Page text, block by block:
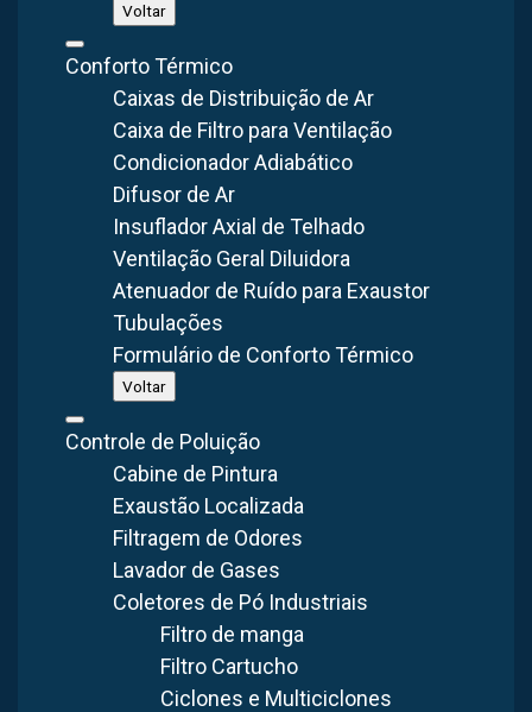
Voltar
Conforto Térmico
Caixas de Distribuição de Ar
Caixa de Filtro para Ventilação
Condicionador Adiabático
Difusor de Ar
Insuflador Axial de Telhado
Ventilação Geral Diluidora
Atenuador de Ruído para Exaustor
Tubulações
Formulário de Conforto Térmico
Voltar
Controle de Poluição
Cabine de Pintura
Exaustão Localizada
Filtragem de Odores
Lavador de Gases
Coletores de Pó Industriais
Filtro de manga
Filtro Cartucho
Ciclones e Multiciclones
Exaustor Industrial
Fabricamos exaustores axiais e centrífugos
para ventilação, exaustão e controle de
poluição. Modelos de parede, telhado,
transmissão e à prova de explosão.
VER LINHA
Ventilador Industrial
Ventiladores axiais e Man Coolers para
conforto térmico, ventilação geral e
resfriamento de máquinas. Fabricados em
PRFV e aço carbono, com versões em inox sob
consulta.